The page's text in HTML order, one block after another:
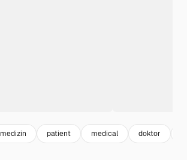
medizin patient medical doktor